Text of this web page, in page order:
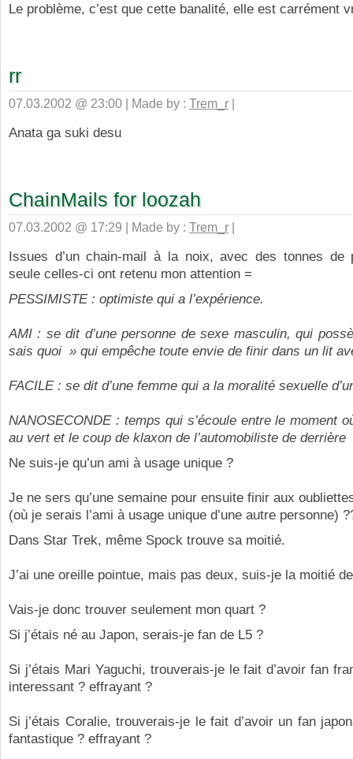
Le problème, c’est que cette banalité, elle est carrément
rr
07.03.2002 @ 23:00 | Made by : Trem_r |
Anata ga suki desu
ChainMails for loozah
07.03.2002 @ 17:29 | Made by : Trem_r |
Issues d’un chain-mail à la noix, avec des tonnes de
seule celles-ci ont retenu mon attention =
PESSIMISTE : optimiste qui a l’expérience.
AMI : se dit d’une personne de sexe masculin, qui
sais quoi » qui empêche toute envie de finir dans un lit
FACILE : se dit d’une femme qui a la moralité sexuelle
NANOSECONDE : temps qui s’écoule entre le moment
au vert et le coup de klaxon de l’automobiliste de derrière
Ne suis-je qu’un ami à usage unique ?
Je ne sers qu’une semaine pour ensuite finir aux
(où je serais l’ami à usage unique d’une autre personne)
Dans Star Trek, même Spock trouve sa moitié.
J’ai une oreille pointue, mais pas deux, suis-je la moitié
Vais-je donc trouver seulement mon quart ?
Si j’étais né au Japon, serais-je fan de L5 ?
Si j’étais Mari Yaguchi, trouverais-je le fait d’avoir fan
interessant ? effrayant ?
Si j’étais Coralie, trouverais-je le fait d’avoir un fan
fantastique ? effrayant ?